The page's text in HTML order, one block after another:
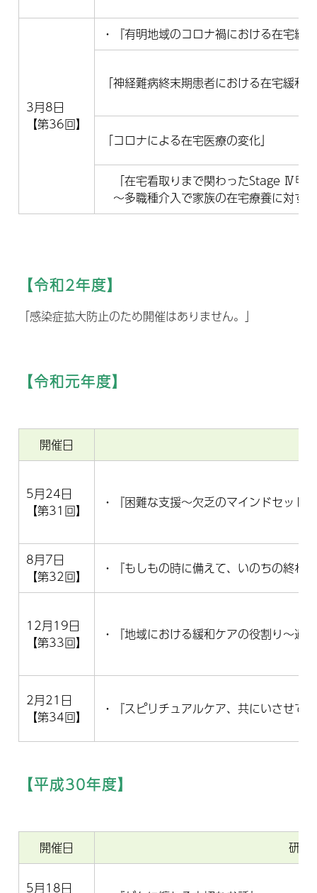
3月8日
【第36回】
・『有明地域のコロナ禍における在宅緩
「神経難病終末期患者における在宅緩和
「コロナによる在宅医療の変化」
「在宅看取りまで関わったStage Ⅳ甲
～多職種介入で家族の在宅療養に対す
【令和2年度】
「感染症拡大防止のため開催はありません。」
【令和元年度】
開催日
5月24日
【第31回】
・『困難な支援～欠乏のマインドセット
8月7日
【第32回】
・『もしもの時に備えて、いのちの終わ
12月19日
【第33回】
・『地域における緩和ケアの役割り～過
2月21日
【第34回】
・『スピリチュアルケア、共にいさせて
【平成30年度】
開催日
研修
5月18日